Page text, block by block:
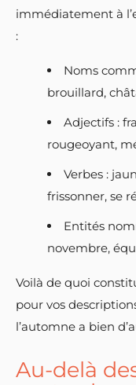
immédiatement à
:
Noms
brouillard,
Adjectifs :
rougeoyant,
Verbes :
frissonner, se
Entités
novembre,
Voilà de quoi
pour vos
l’automne a bien
Au-delà